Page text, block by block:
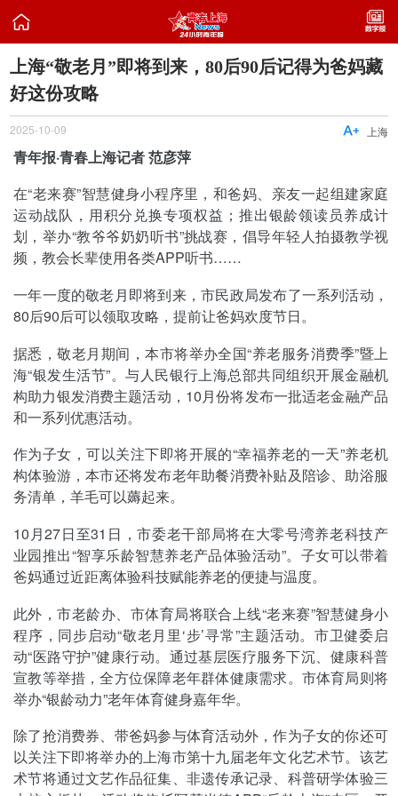

上海“敬老月”即将到来，80后90后记得为爸妈藏
好这份攻略
2025-10-09 上海

青年报·青春上海记者 范彦萍
在“老来赛”智慧健身小程序里，和爸妈、亲友一起组建家庭
运动战队，用积分兑换专项权益；推出银龄领读员养成计
划，举办“教爷爷奶奶听书”挑战赛，倡导年轻人拍摄教学视
频，教会长辈使用各类APP听书……
一年一度的敬老月即将到来，市民政局发布了一系列活动，
80后90后可以领取攻略，提前让爸妈欢度节日。
据悉，敬老月期间，本市将举办全国“养老服务消费季”暨上
海“银发生活节”。与人民银行上海总部共同组织开展金融机
构助力银发消费主题活动，10月份将发布一批适老金融产品
和一系列优惠活动。
作为子女，可以关注下即将开展的“幸福养老的一天”养老机
构体验游，本市还将发布老年助餐消费补贴及陪诊、助浴服
务清单，羊毛可以薅起来。
10月27日至31日，市委老干部局将在大零号湾养老科技产
业园推出“智享乐龄智慧养老产品体验活动”。子女可以带着
爸妈通过近距离体验科技赋能养老的便捷与温度。
此外，市老龄办、市体育局将联合上线“老来赛”智慧健身小
程序，同步启动“敬老月里‘步’寻常”主题活动。市卫健委启
动“医路守护”健康行动。通过基层医疗服务下沉、健康科普
宣教等举措，全方位保障老年群体健康需求。市体育局则将
举办“银龄动力”老年体育健身嘉年华。
除了抢消费券、带爸妈参与体育活动外，作为子女的你还可
以关注下即将举办的上海市第十九届老年文化艺术节。该艺
术节将通过文艺作品征集、非遗传承记录、科普研学体验三